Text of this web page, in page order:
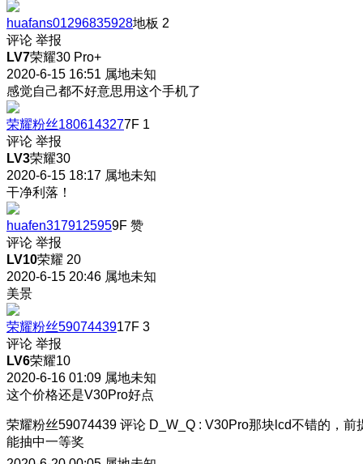
huafans01296835928地板 2
评论 举报
LV7荣耀30 Pro+
2020-6-15 16:51 属地未知
感觉自己都不好意思用这个手机了
荣耀粉丝1806143277F 1
评论 举报
LV3荣耀30
2020-6-15 18:17 属地未知
干净利落！
huafen3179125959F 赞
评论 举报
LV10荣耀 20
2020-6-15 20:46 属地未知
美景
荣耀粉丝5907443917F 3
评论 举报
LV6荣耀10
2020-6-16 01:09 属地未知
这个价格还是V30Pro好点
荣耀粉丝59074439 评论 D_W_Q : V30Pro那块lcd不错的，前
能抽中一等奖